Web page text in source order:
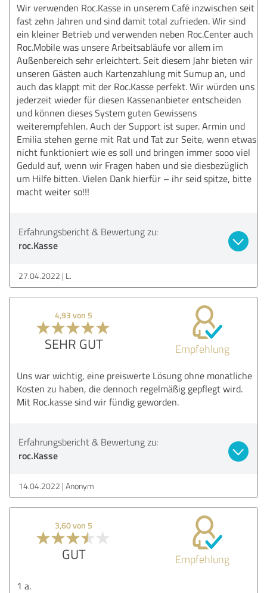
Wir verwenden Roc.Kasse in unserem Café inzwischen seit
fast zehn Jahren und sind damit total zufrieden. Wir sind
ein kleiner Betrieb und verwenden neben Roc.Center auch
Roc.Mobile was unsere Arbeitsabläufe vor allem im
Außenbereich sehr erleichtert. Seit diesem Jahr bieten wir
unseren Gästen auch Kartenzahlung mit Sumup an, und
auch das klappt mit der Roc.Kasse perfekt. Wir würden uns
jederzeit wieder für diesen Kassenanbieter entscheiden
und können dieses System guten Gewissens
weiterempfehlen. Auch der Support ist super. Armin und
Emilia stehen gerne mit Rat und Tat zur Seite, wenn etwas
nicht funktioniert wie es soll und bringen immer sooo viel
Geduld auf, wenn wir Fragen haben und sie diesbezüglich
um Hilfe bitten. Vielen Dank hierfür – ihr seid spitze, bitte
macht weiter so!!!
Erfahrungsbericht & Bewertung zu:
roc.Kasse
27.04.2022 L.
4,93 von 5
SEHR GUT Empfehlung
Uns war wichtig, eine preiswerte Lösung ohne monatliche
Kosten zu haben, die dennoch regelmäßig gepflegt wird.
Mit Roc.kasse sind wir fündig geworden.
Erfahrungsbericht & Bewertung zu:
roc.Kasse
14.04.2022 Anonym
3,60 von 5
GUT Empfehlung
1 a.